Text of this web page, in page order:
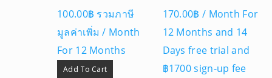
100.00฿ รวมภาษี
มูลค่าเพิ่ม / Month
For 12 Months
Add To Cart
170.00฿ / Month For
12 Months and 14
Days free trial and
฿1700 sign-up fee